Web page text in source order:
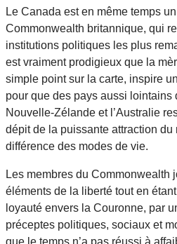
Le Canada est en même temps
Commonwealth britannique, qui
institutions politiques les plus
est vraiment prodigieux que la
simple point sur la carte, inspire
pour que des pays aussi lointains
Nouvelle-Zélande et l’Australie
dépit de la puissante attraction
différence des modes de vie.
Les membres du Commonwealth
éléments de la liberté tout en
loyauté envers la Couronne, par
préceptes politiques, sociaux et